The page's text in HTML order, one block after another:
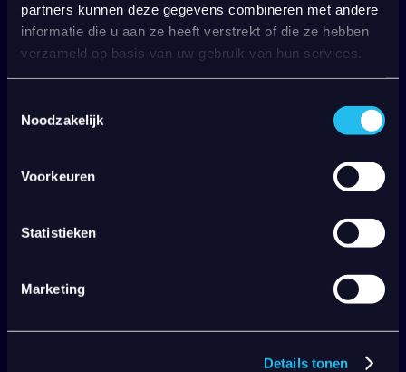
partners kunnen deze gegevens combineren met andere
informatie die u aan ze heeft verstrekt of die ze hebben
verzameld op basis van uw gebruik van hun services.
Noodzakelijk
Voorkeuren
Statistieken
Marketing
Details tonen
Wat is het verschil tussen HaloPSA en
HaloITSM?
softwarepakketten?
Is Halo ISO 27001 gecertificeerd?